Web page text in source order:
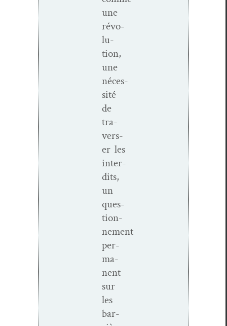
une
révo­
lu­
tion,
une
néces­
sité
de
tra­
vers­
er les
inter­
dits,
un
ques­
tion­
nement
per­
ma­
nent
sur
les
bar­